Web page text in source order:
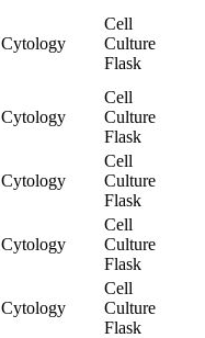
Cytology
Cell
Culture
Flask
Cytology
Cell
Culture
Flask
Cytology
Cell
Culture
Flask
Cytology
Cell
Culture
Flask
Cytology
Cell
Culture
Flask